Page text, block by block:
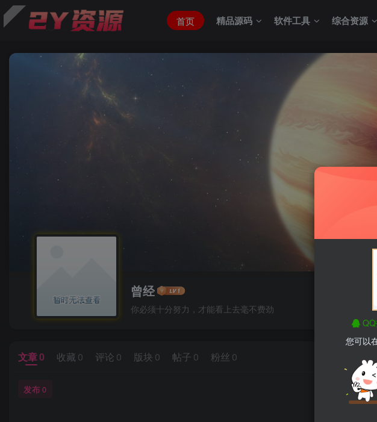
首页 精品源码 软件工具 综合资源
曾经
你必须十分努力，才能看上去毫不费劲
文章0 收藏 0 评论 0 版块 0 帖子 0 粉丝 0
发布0
您可以